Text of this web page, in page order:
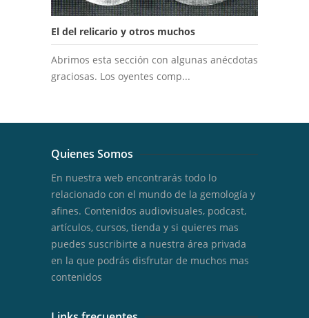
El del relicario y otros muchos
Abrimos esta sección con algunas anécdotas
graciosas. Los oyentes comp...
Quienes Somos
En nuestra web encontrarás todo lo
relacionado con el mundo de la gemología y
afines. Contenidos audiovisuales, podcast,
artículos, cursos, tienda y si quieres mas
puedes suscribirte a nuestra área privada
en la que podrás disfrutar de muchos mas
contenidos